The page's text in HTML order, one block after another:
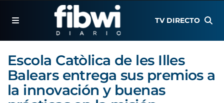
TV DIRECTO
Escola Catòlica de les Illes
Balears entrega sus premios a
la innovación y buenas